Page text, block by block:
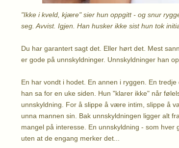
"Ikke i kveld, kjære" sier hun oppgitt - og snur
seg. Avvist. Igjen. Han husker ikke sist hun tok
Du har garantert sagt det. Eller hørt det. Mest
er gode på unnskyldninger. Unnskyldninger han
En har vondt i hodet. En annen i ryggen. En
han sa for en uke siden. Hun "klarer ikke" når
unnskyldning. For å slippe å være intim, slippe å
unna mannen sin. Bak unnskyldningen ligger alt
mangel på interesse. En unnskyldning - som
uten at de engang merker det...